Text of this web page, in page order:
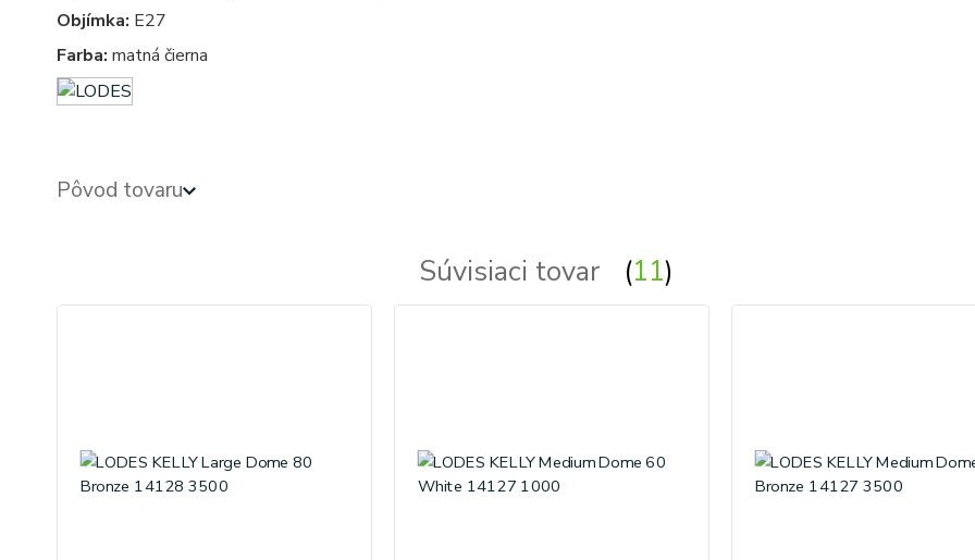
Objímka: E27
Farba: matná čierna
Pôvod tovaru
Súvisiaci tovar 11